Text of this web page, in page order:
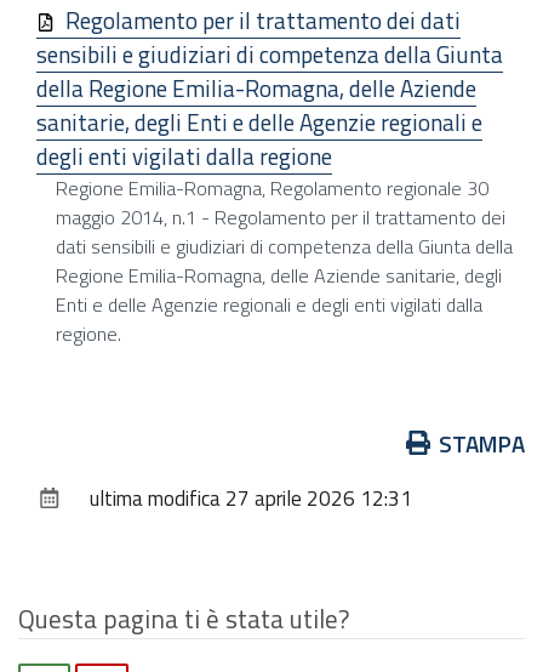
Regolamento per il trattamento dei dati
sensibili e giudiziari di competenza della Giunta
della Regione Emilia-Romagna, delle Aziende
sanitarie, degli Enti e delle Agenzie regionali e
degli enti vigilati dalla regione
Regione Emilia-Romagna, Regolamento regionale 30
maggio 2014, n.1 - Regolamento per il trattamento dei
dati sensibili e giudiziari di competenza della Giunta della
Regione Emilia-Romagna, delle Aziende sanitarie, degli
Enti e delle Agenzie regionali e degli enti vigilati dalla
regione.
documento
STAMPA
ultima modifica27 aprile 2026 12:31
Questa pagina ti è stata utile?